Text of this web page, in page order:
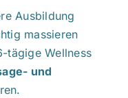
Ausbildung
massieren
tägige Wellness
und